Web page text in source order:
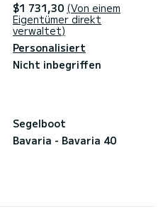
$1 731,30 (Von einem
Eigentümer direkt
verwaltet)
Personalisiert
Nicht inbegriffen
Segelboot
Bavaria - Bavaria 40